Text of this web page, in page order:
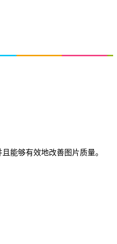
能够有效地改善图片质量。